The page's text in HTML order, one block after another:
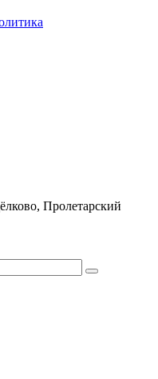
Пролетарский